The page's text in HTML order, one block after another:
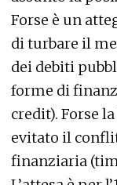
Forse è un
di turbare il
dei debiti
forme di
credit). Forse
evitato il
finanziaria